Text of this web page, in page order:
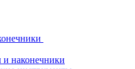
наконечники